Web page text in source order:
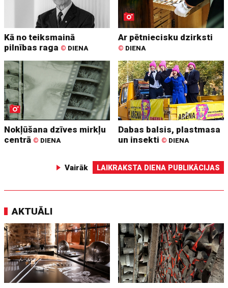
Kā no teiksmainā
pilnības raga © DIENA
Ar pētniecisku dzirksti
© DIENA
Nokļūšana dzīves mirkļu
centrā © DIENA
Dabas balsis, plastmasa
un insekti © DIENA
Vairāk LAIKRAKSTA DIENA PUBLIKĀCIJAS
AKTUĀLI